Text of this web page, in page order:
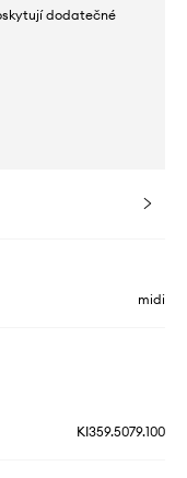
dodatečné
midi
KI359.5079.100